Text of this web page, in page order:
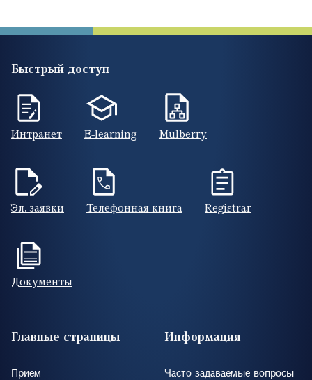
Быстрый доступ
Интранет E-learning Mulberry
Эл. заявки Телефонная книга Registrar
Документы
Footer (RUS)
Главные страницы
Прием
Информация
Часто задаваемые вопросы